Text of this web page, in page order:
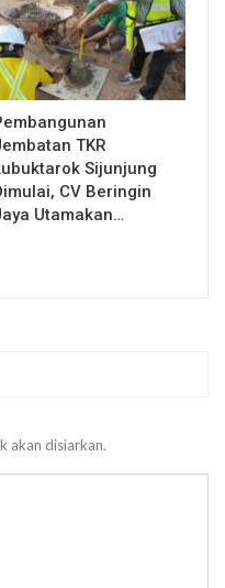
TKR
Sijunjung
CV Beringin
Utamakan…
akan disiarkan.